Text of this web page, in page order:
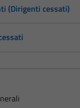
(Dirigenti cessati)